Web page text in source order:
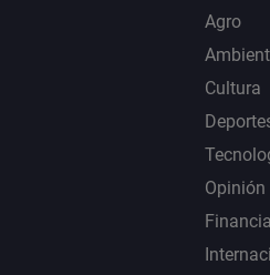
Agro
Cultura
Opinión